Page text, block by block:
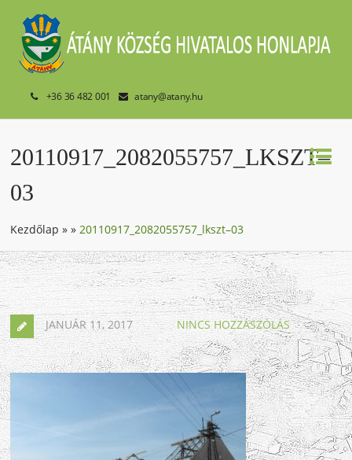
+36 36 482 001 atany@atany.hu
20110917_2082055757_LKSZT–
03
Kezdőlap »»20110917_2082055757_lkszt–03
JANUÁR 11, 2017 NINCS HOZZÁSZÓLÁS